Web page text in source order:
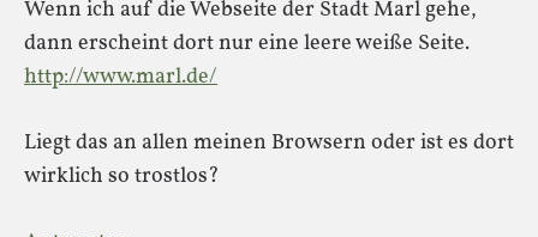
Wenn ich auf die Webseite der Stadt Marl gehe,
dann erscheint dort nur eine leere weiße Seite.
http://www.marl.de/
Liegt das an allen meinen Browsern oder ist es dort
wirklich so trostlos?